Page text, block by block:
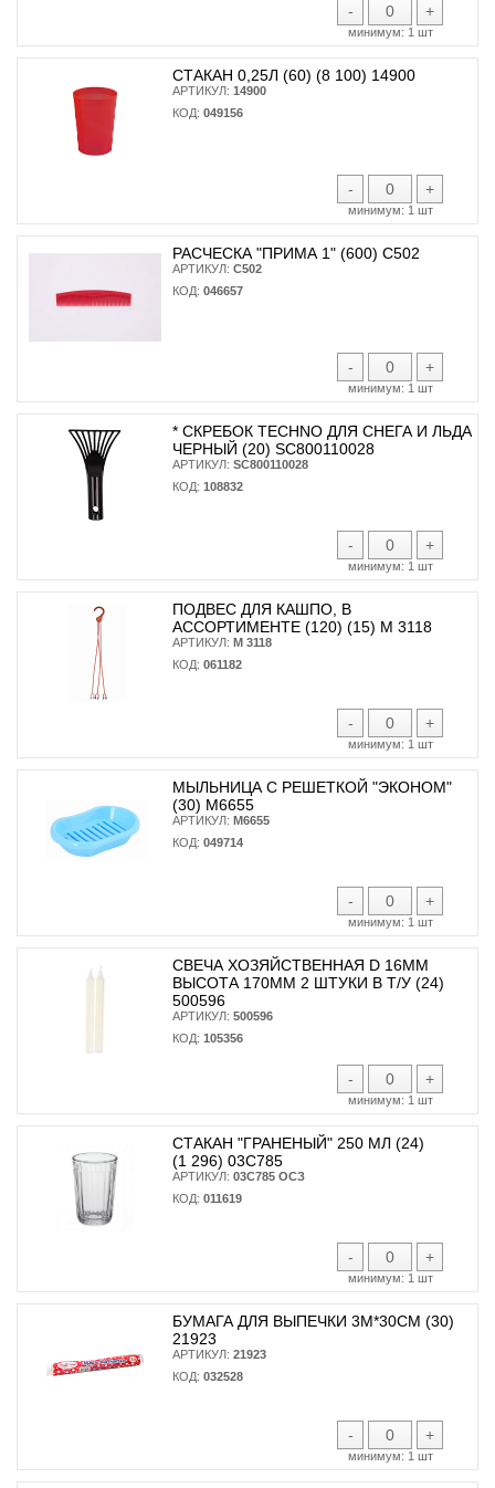
- +
минимум: 1 шт
СТАКАН 0,25Л (60) (8 100) 14900
АРТИКУЛ: 14900
КОД: 049156
- +
минимум: 1 шт
РАСЧЕСКА "ПРИМА 1" (600) С502
АРТИКУЛ: С502
КОД: 046657
- +
минимум: 1 шт
* CКРЕБОК TECHNO ДЛЯ СНЕГА И ЛЬДА
ЧЕРНЫЙ (20) SC800110028
АРТИКУЛ: SC800110028
КОД: 108832
- +
минимум: 1 шт
ПОДВЕС ДЛЯ КАШПО, В
АССОРТИМЕНТЕ (120) (15) М 3118
АРТИКУЛ: М 3118
КОД: 061182
- +
минимум: 1 шт
МЫЛЬНИЦА С РЕШЕТКОЙ "ЭКОНОМ"
(30) М6655
АРТИКУЛ: М6655
КОД: 049714
- +
минимум: 1 шт
СВЕЧА ХОЗЯЙСТВЕННАЯ D 16ММ
ВЫСОТА 170ММ 2 ШТУКИ В Т/У (24)
500596
АРТИКУЛ: 500596
КОД: 105356
- +
минимум: 1 шт
СТАКАН "ГРАНЕНЫЙ" 250 МЛ (24)
(1 296) 03С785
АРТИКУЛ: 03С785 ОСЗ
КОД: 011619
- +
минимум: 1 шт
БУМАГА ДЛЯ ВЫПЕЧКИ 3М*30СМ (30)
21923
АРТИКУЛ: 21923
КОД: 032528
- +
минимум: 1 шт